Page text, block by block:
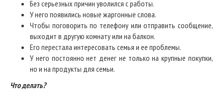
Без серьезных причин уволился с работы.
У него появились новые жаргонные слова.
Чтобы поговорить по телефону или отправить сообщение,
выходит в другую комнату или на балкон.
Его перестала интересовать семья и ее проблемы.
У него постоянно нет денег не только на крупные покупки,
но и на продукты для семьи.
Что делать?